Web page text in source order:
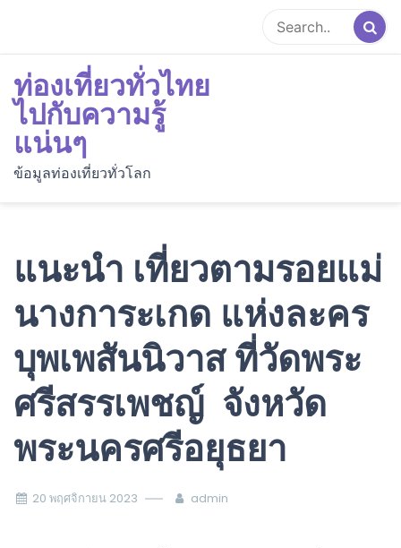
content
ท่องเที่ยวทั่วไทย
ไปกับความรู้
แน่นๆ
ข้อมูลท่องเที่ยวทั่วโลก
แนะนำ เที่ยวตามรอยแม่
นางการะเกด แห่งละคร
บุพเพสันนิวาส ที่วัดพระ
ศรีสรรเพชญ์ จังหวัด
พระนครศรีอยุธยา
20 พฤศจิกายน 2023 admin